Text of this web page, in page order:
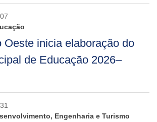
Oeste inicia elaboração do
de Educação 2026–
Engenharia e Turismo